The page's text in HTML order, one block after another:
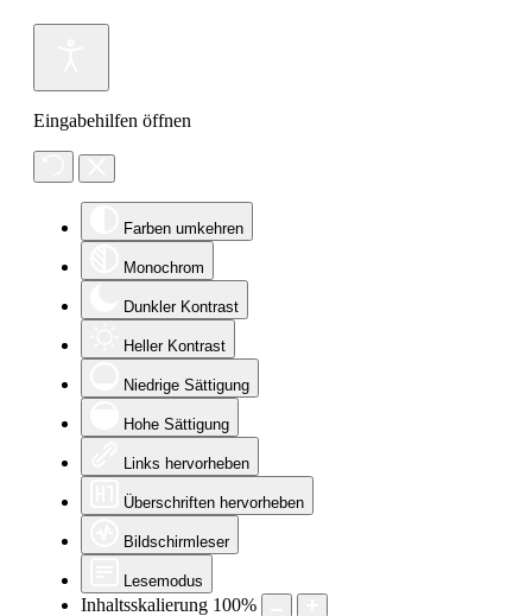
Eingabehilfen öffnen
Farben umkehren
Monochrom
Dunkler Kontrast
Heller Kontrast
Niedrige Sättigung
Hohe Sättigung
Links hervorheben
Überschriften hervorheben
Bildschirmleser
Lesemodus
Inhaltsskalierung 100%